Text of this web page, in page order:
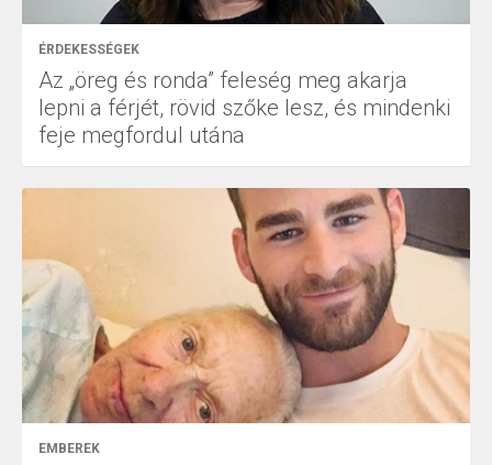
ÉRDEKESSÉGEK
Az „öreg és ronda” feleség meg akarja
lepni a férjét, rövid szőke lesz, és mindenki
feje megfordul utána
EMBEREK